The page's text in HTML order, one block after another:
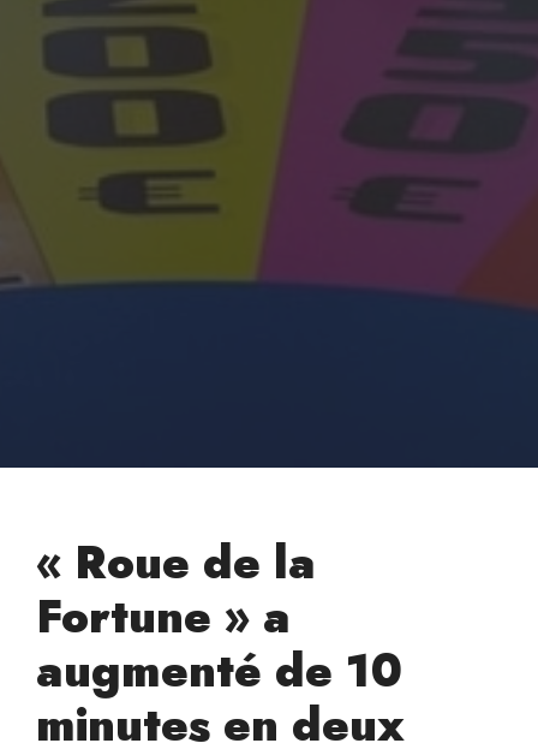
« Roue de la
Fortune » a
augmenté de 10
minutes en deux